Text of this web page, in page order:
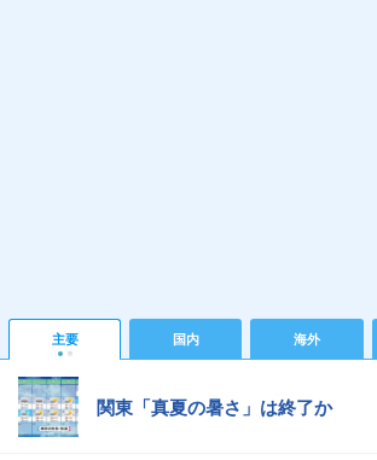
主要 国内 海外
関東「真夏の暑さ」は終了か